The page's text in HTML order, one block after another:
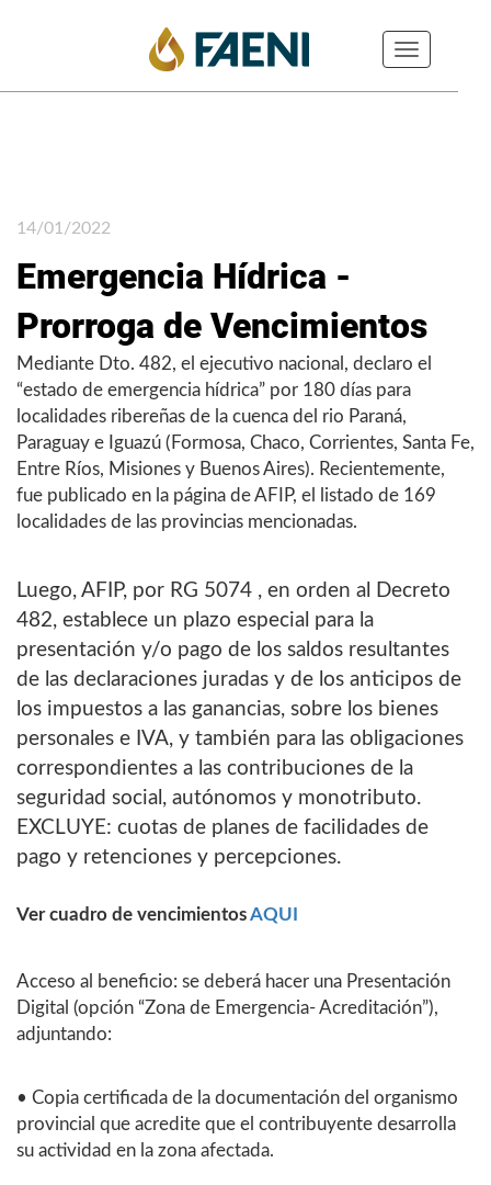
Toggle
navigation
14/01/2022
Emergencia Hídrica -
Prorroga de Vencimientos
Mediante Dto. 482, el ejecutivo nacional, declaro el
“estado de emergencia hídrica” por 180 días para
localidades ribereñas de la cuenca del rio Paraná,
Paraguay e Iguazú (Formosa, Chaco, Corrientes, Santa Fe,
Entre Ríos, Misiones y Buenos Aires). Recientemente,
fue publicado en la página de AFIP, el listado de 169
localidades de las provincias mencionadas.
Luego, AFIP, por RG 5074 , en orden al Decreto
482, establece un plazo especial para la
presentación y/o pago de los saldos resultantes
de las declaraciones juradas y de los anticipos de
los impuestos a las ganancias, sobre los bienes
personales e IVA, y también para las obligaciones
correspondientes a las contribuciones de la
seguridad social, autónomos y monotributo.
EXCLUYE: cuotas de planes de facilidades de
pago y retenciones y percepciones.
Ver cuadro de vencimientosAQUI
Acceso al beneficio: se deberá hacer una Presentación
Digital (opción “Zona de Emergencia- Acreditación”),
adjuntando:
• Copia certificada de la documentación del organismo
provincial que acredite que el contribuyente desarrolla
su actividad en la zona afectada.